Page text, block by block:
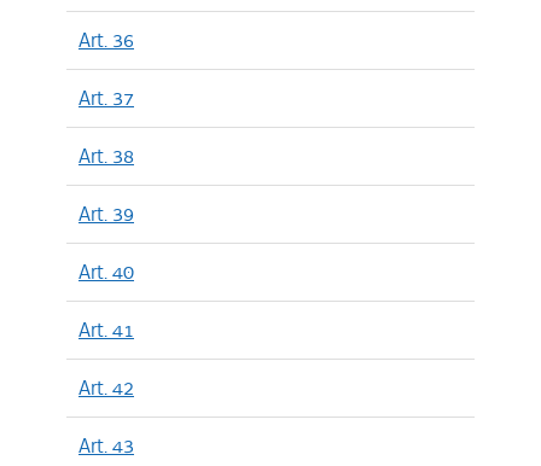
Art. 36
Art. 37
Art. 38
Art. 39
Art. 40
Art. 41
Art. 42
Art. 43